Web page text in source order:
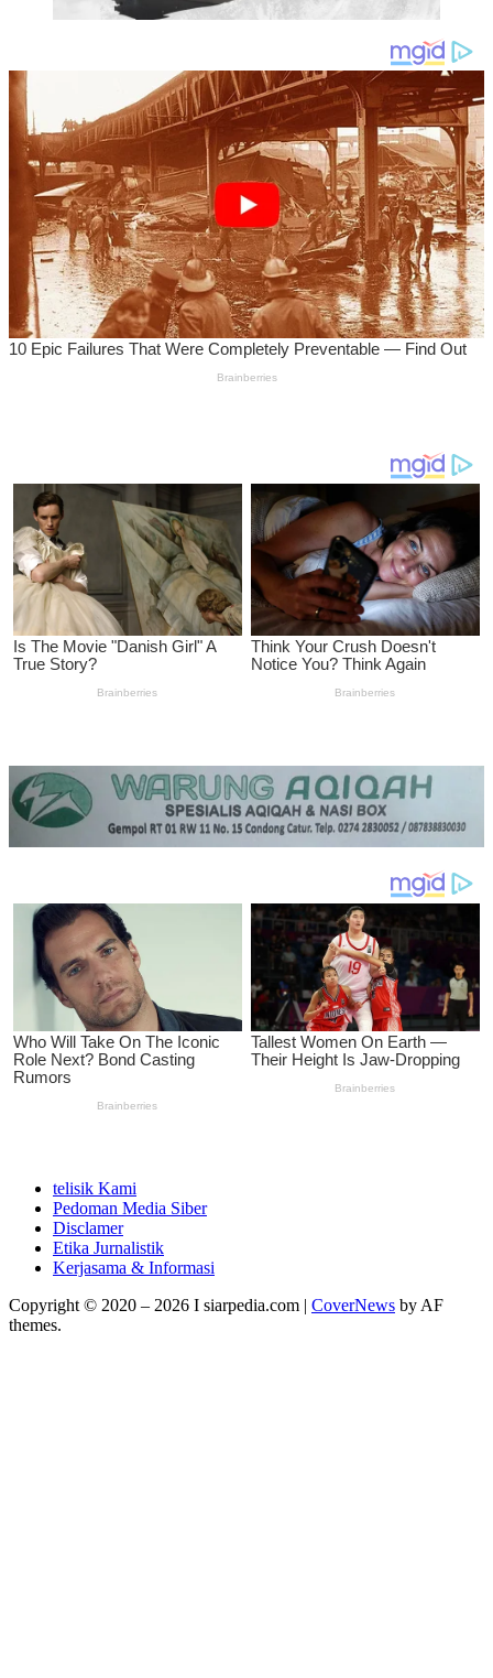
telisik Kami
Pedoman Media Siber
Disclamer
Etika Jurnalistik
Kerjasama & Informasi
Copyright © 2020 – 2026 I siarpedia.com | CoverNews by AF
themes.